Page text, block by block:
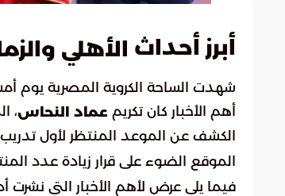
أبرز أحداث الأهلي
شهدت الساحة الكروية المصرية يوم
أهم الأخبار كان تكريم عماد النحاس،
الكشف عن الموعد المنتظر لأول
الموقع الضوء على قرار زيادة عدد
فيما يلي عرض لأهم الأخبار التي نشرت